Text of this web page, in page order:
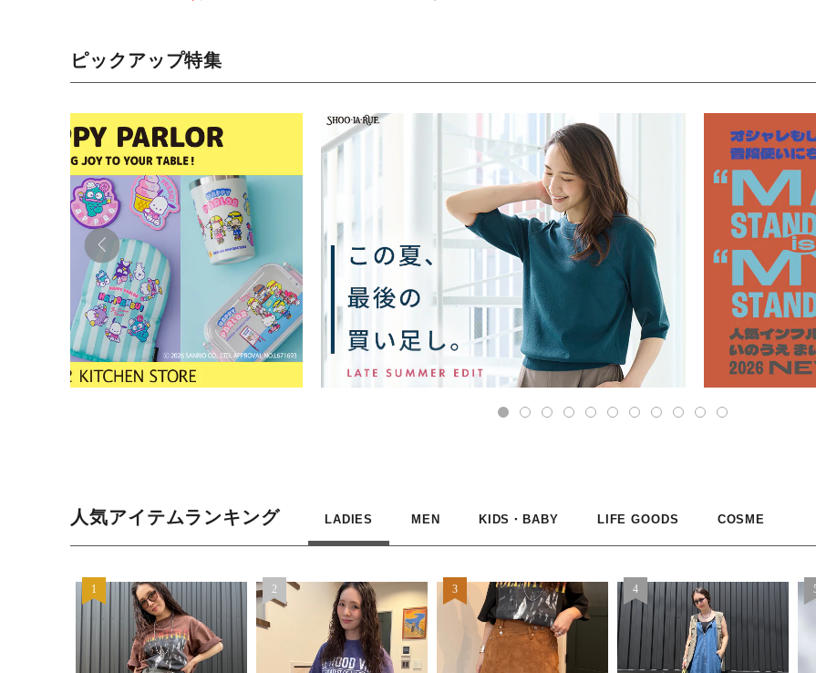
ピックアップ特集
人気アイテムランキング LADIES MEN KIDS・BABY LIFE GOODS COSME